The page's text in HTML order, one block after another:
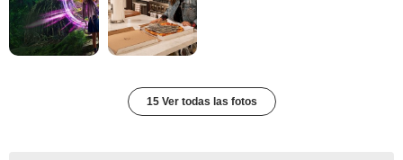
15 Ver todas las fotos